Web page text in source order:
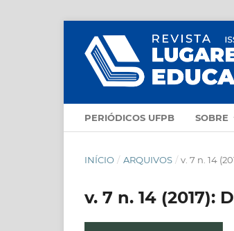
PERIÓDICOS UFPB SOBRE
INÍCIO / ARQUIVOS / v. 7 n. 14
v. 7 n. 14 (2017):